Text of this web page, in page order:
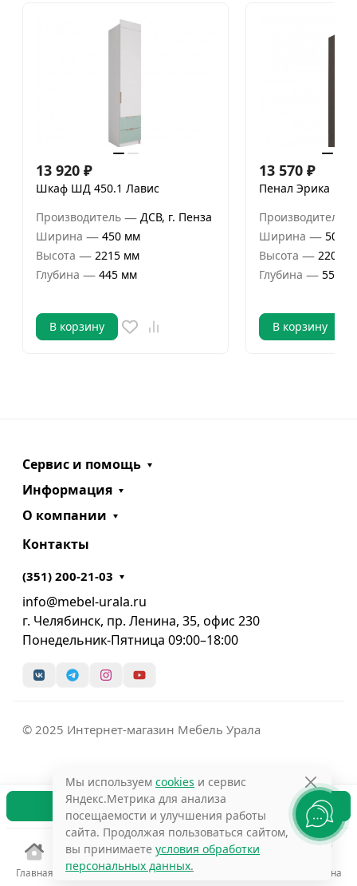
В корзину
Главная Избранное Сравнение Корзина
13 920 ₽
Шкаф ШД 450.1 Лавис
Производитель — ДСВ, г. Пенза
Ширина — 450 мм
Высота — 2215 мм
Глубина — 445 мм
В корзину
13 570 ₽
Пенал Эрика
Производитель
Ширина — 500
Высота — 2200
Глубина — 550
В корзину
Сервис и помощь
Информация
О компании
Контакты
(351) 200-21-03
info@mebel-urala.ru
г. Челябинск, пр. Ленина, 35, офис 230
Понедельник-Пятница 09:00–18:00
© 2025 Интернет-магазин Мебель Урала
Мы используем cookies и сервис
Яндекс.Метрика для анализа
посещаемости и улучшения работы
сайта. Продолжая пользоваться сайтом,
вы принимаете условия обработки
персональных данных.